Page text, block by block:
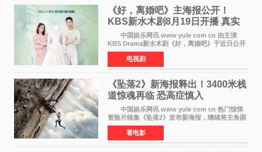
《好，离婚吧》主海报公开！
KBS新水木剧8月19日开播 真实
离婚体验记来袭
中国娱乐网讯 www yule com cn 由主演
KBS Drama新水木剧《好，离婚吧》于近日公开
主海报，正式进入开播倒计时。 海报中，男
女主角背对背站立，各自望向不同方向，中央的
空白与冷漠的表情
电视剧
《坠落2》新海报释出！3400米栈
道惊魂再临 恐高症慎入
中国娱乐网讯 www yule com cn 热门惊悚
冒险片续集《坠落2》发布新海报，继续将主角困
于绝境高处——这一次，是摇摇欲坠的徒步栈
道。该片将于今年9月2日北美上映，恐高症患者
请提前做好心理
看电影